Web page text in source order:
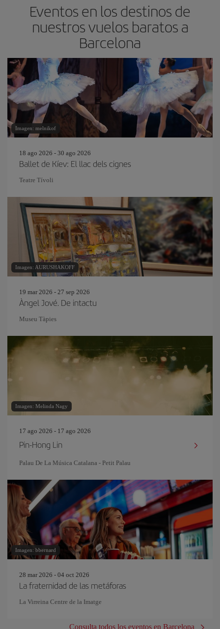
Eventos en los destinos de
nuestros vuelos baratos a
Barcelona
Imagen: melnikof
18 ago 2026 - 30 ago 2026
Ballet de Kíev: El llac dels cignes
Teatre Tívoli
Imagen: AURUSHAKOFF
19 mar 2026 - 27 sep 2026
Àngel Jové. De intactu
Museu Tàpies
Imagen: Melinda Nagy
17 ago 2026 - 17 ago 2026
Pin‐Hong Lin
Palau De La Música Catalana - Petit Palau
Imagen: bbernard
28 mar 2026 - 04 oct 2026
La fraternidad de las metáforas
La Virreina Centre de la Imatge
Consulta todos los eventos en Barcelona